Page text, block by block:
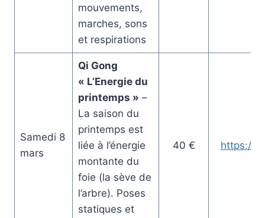
mouvements,
marches, sons
et respirations
Samedi 8
mars
Qi Gong
« L’Energie du
printemps » –
La saison du
printemps est
liée à l’énergie
montante du
foie (la sève de
l’arbre). Poses
statiques et
40 € https://